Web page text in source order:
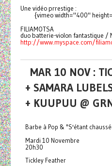
Une vidéo prrestige :
{vimeo width="400"
FILIAMOTSA
duo batterie-violon fantastique /
http://www.myspace.com/
MAR 10 NOV :
+ SAMARA
+ KUUPUU @
Barbe à Pop & "S'étant
Mardi 10 Novembre
20h30
Tickley Feather